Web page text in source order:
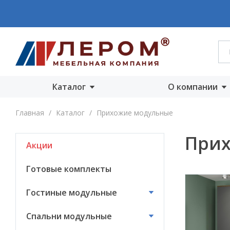
Каталог
Акции
Детские модульные
Прихожие
О компании
Награды
Главная / Каталог / Прихожие модульные
Акции
Готовые комплекты
Гостиные модульные
Спальни модульные